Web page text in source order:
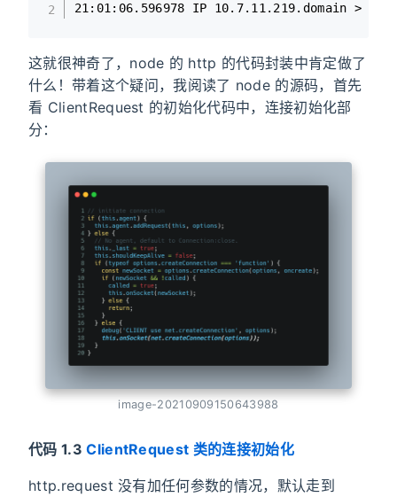
21:01:06.596978 IP 10.7.11.219.domain >
这就很神奇了，node 的 http 的代码封装中肯定做了
什么！带着这个疑问，我阅读了 node 的源码，首先
看 ClientRequest 的初始化代码中，连接初始化部
分：
image-20210909150643988
代码 1.3ClientRequest 类的连接初始化
http.request 没有加任何参数的情况，默认走到